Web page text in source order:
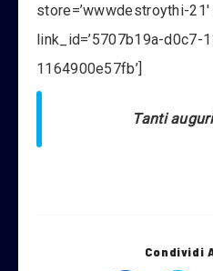
store=’wwwdestroythi-21′
link_id=’5707b19a-d0c7-
1164900e57fb’]
Tanti
Condividi